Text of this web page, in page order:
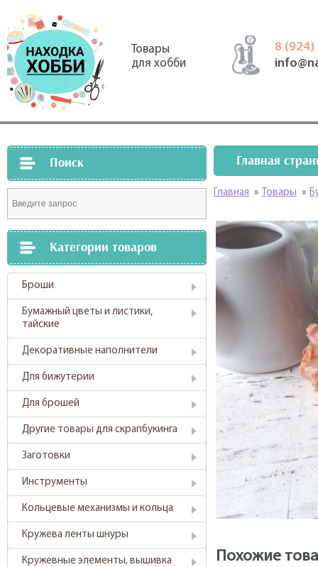
Товары
для хобби
8 (924)
Поиск
Категории товаров
Броши
Бумажный цветы и листики,
тайские
Декоративные наполнители
Для бижутерии
Для брошей
Другие товары для скрапбукинга
Заготовки
Инструменты
Кольцевые механизмы и кольца
Кружева ленты шнуры
Кружевные элементы, вышивка
Главная
Главная » Товары »
Похожие